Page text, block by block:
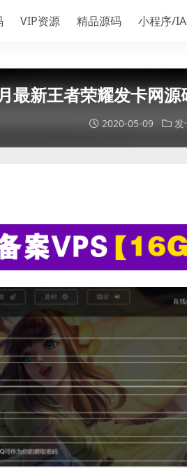
VIP资源 精品源码 小程序/
最新王者荣耀发卡网
2020-05-09 发